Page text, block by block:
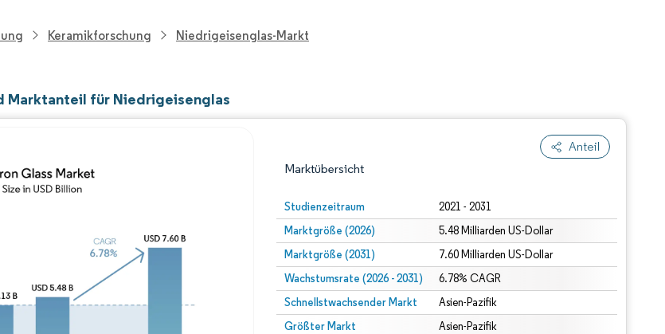
Keramikforschung Niedrigeisenglas-Markt
Marktanteil für Niedrigeisenglas
Anteil
Marktübersicht
Studienzeitraum 2021 - 2031
Marktgröße (2026) 5.48 Milliarden US-Dollar
Marktgröße (2031) 7.60 Milliarden US-Dollar
Wachstumsrate (2026 - 2031) 6.78% CAGR
Schnellstwachsender Markt Asien-Pazifik
Größter Markt Asien-Pazifik
Bild © Mordor Intelligence. Wiederverwendung erfordert Namensnennung gemäß CC BY 4.0.